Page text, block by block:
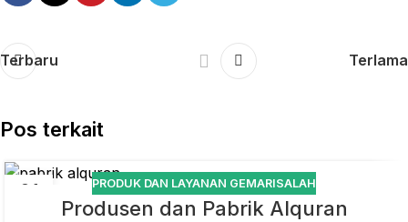
Terbaru Terlama
Pos terkait
01 PRODUK DAN LAYANAN GEMARISALAH
Produsen dan Pabrik Alquran